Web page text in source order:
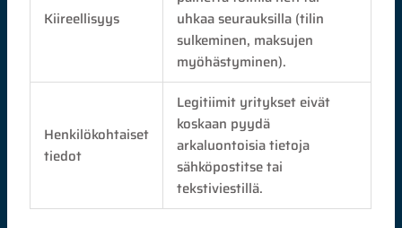
Kiireellisyys
uhkaa seurauksilla (tilin
sulkeminen, maksujen
myöhästyminen).
Henkilökohtaiset
tiedot
Legitiimit yritykset eivät
koskaan pyydä
arkaluontoisia tietoja
sähköpostitse tai
tekstiviestillä.